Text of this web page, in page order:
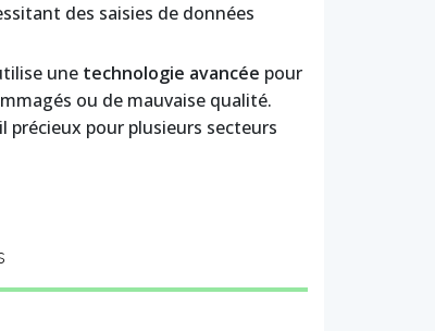
des saisies de données
une technologie avancée pour
ou de mauvaise qualité.
pour plusieurs secteurs